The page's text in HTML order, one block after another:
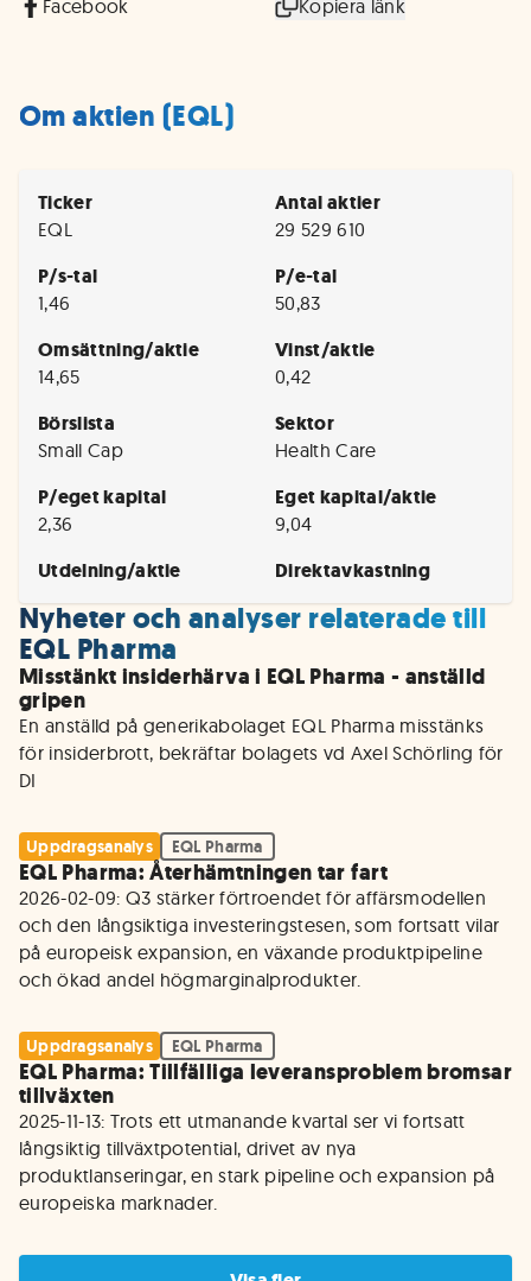
Facebook Kopiera länk
Om aktien (EQL)
Ticker
EQL
Antal aktier
29 529 610
P/s-tal
1,46
P/e-tal
50,83
Omsättning/aktie
14,65
Vinst/aktie
0,42
Börslista
Small Cap
Sektor
Health Care
P/eget kapital
2,36
Eget kapital/aktie
9,04
Utdelning/aktie Direktavkastning
Nyheter och analyser relaterade till
EQL Pharma
Misstänkt insiderhärva i EQL Pharma - anställd
gripen
En anställd på generikabolaget EQL Pharma misstänks
för insiderbrott, bekräftar bolagets vd Axel Schörling för
DI
Uppdragsanalys EQL Pharma
EQL Pharma: Återhämtningen tar fart
2026-02-09: Q3 stärker förtroendet för affärsmodellen
och den långsiktiga investeringstesen, som fortsatt vilar
på europeisk expansion, en växande produktpipeline
och ökad andel högmarginalprodukter.
Uppdragsanalys EQL Pharma
EQL Pharma: Tillfälliga leveransproblem bromsar
tillväxten
2025-11-13: Trots ett utmanande kvartal ser vi fortsatt
långsiktig tillväxtpotential, drivet av nya
produktlanseringar, en stark pipeline och expansion på
europeiska marknader.